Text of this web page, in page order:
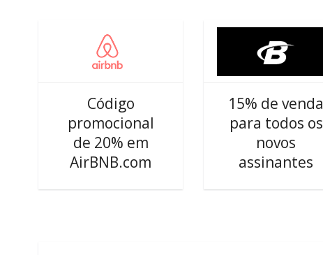
Código
promocional
de 20% em
AirBNB.com
15% de venda
para todos os
novos
assinantes